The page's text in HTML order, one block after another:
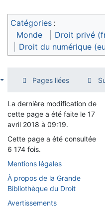
Catégories :
Monde
Droit privé
Droit du numérique
Pages liées
La dernière modification de
cette page a été faite le 17
avril 2018 à 09:19.
Cette page a été consultée
6 174 fois.
Mentions légales
À propos de la Grande
Bibliothèque du Droit
Avertissements